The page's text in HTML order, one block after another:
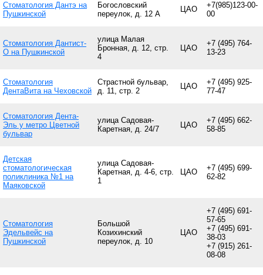
Стоматология Дантэ на
Пушкинской
Богословский
переулок, д. 12 А
ЦАО
+7(985)123-00-
00
Стоматология Дантист-
О на Пушкинской
улица Малая
Бронная, д. 12, стр.
4
ЦАО
+7 (495) 764-
13-23
Стоматология
ДентаВита на Чеховской
Страстной бульвар,
д. 11, стр. 2
ЦАО
+7 (495) 925-
77-47
Стоматология Дента-
Эль у метро Цветной
бульвар
улица Садовая-
Каретная, д. 24/7
ЦАО
+7 (495) 662-
58-85
Детская
стоматологическая
поликлиника №1 на
Маяковской
улица Садовая-
Каретная, д. 4-6, стр.
1
ЦАО
+7 (495) 699-
62-82
Стоматология
Эдельвейс на
Пушкинской
Большой
Козихинский
переулок, д. 10
ЦАО
+7 (495) 691-
57-65
+7 (495) 691-
38-03
+7 (915) 261-
08-08